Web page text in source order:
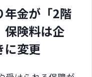
年金が「2階
険料は企
に変更